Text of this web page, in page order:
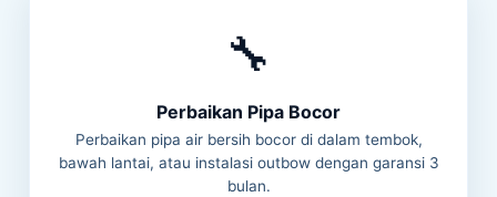
🔧
Perbaikan Pipa Bocor
Perbaikan pipa air bersih bocor di dalam tembok,
bawah lantai, atau instalasi outbow dengan garansi 3
bulan.